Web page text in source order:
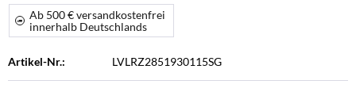
Ab 500 € versandkostenfrei
innerhalb Deutschlands
Artikel-Nr.: LVLRZ2851930115SG